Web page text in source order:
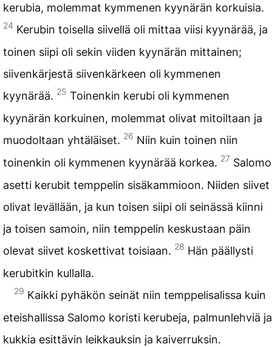
kerubia, molemmat kymmenen kyynärän korkuisia.
24 Kerubin toisella siivellä oli mittaa viisi kyynärää, ja
toinen siipi oli sekin viiden kyynärän mittainen;
siivenkärjestä siivenkärkeen oli kymmenen
kyynärää. 25 Toinenkin kerubi oli kymmenen
kyynärän korkuinen, molemmat olivat mitoiltaan ja
muodoltaan yhtäläiset. 26 Niin kuin toinen niin
toinenkin oli kymmenen kyynärää korkea. 27 Salomo
asetti kerubit temppelin sisäkammioon. Niiden siivet
olivat levällään, ja kun toisen siipi oli seinässä kiinni
ja toisen samoin, niin temppelin keskustaan päin
olevat siivet koskettivat toisiaan. 28 Hän päällysti
kerubitkin kullalla.
29 Kaikki pyhäkön seinät niin temppelisalissa kuin
eteishallissa Salomo koristi kerubeja, palmunlehviä ja
kukkia esittävin leikkauksin ja kaiverruksin.